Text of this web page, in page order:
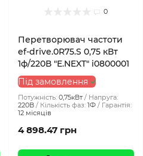
0
Перетворювач частоти
ef-drive.0R75.S 0,75 кВт
1ф/220В "E.NEXT" i0800001
Під замовлення
Потужність: 0,75кВт
Напруга:
220В
Кількість фаз: 1Ф
Гарантія:
12 місяців
4 898.47 грн